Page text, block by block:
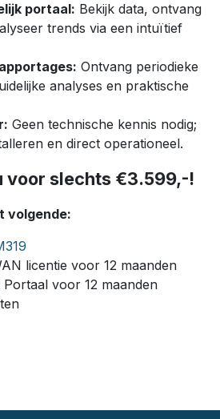
portaal: Bekijk data, ontvang
trends via een intuïtief
Ontvang periodieke
analyses en praktische
Geen technische kennis nodig;
en direct operationeel.
voor slechts €3.​599,-!
volgende:
licentie voor 12 maanden
voor 12 maanden